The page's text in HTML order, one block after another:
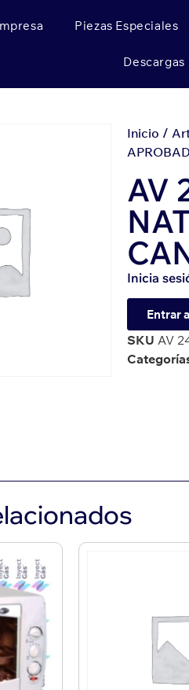
Piezas Especiales
Descargas
Inicio /
AV
Inicia
Entrar
SKU AV